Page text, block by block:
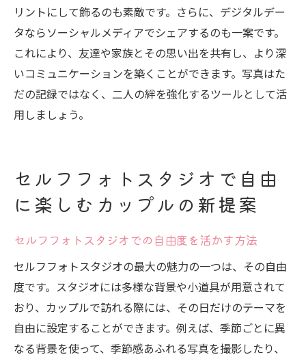
リントにして飾るのも素敵です。さらに、デジタルデー
タならソーシャルメディアでシェアするのも一案です。
これにより、友達や家族とその思い出を共有し、より深
いコミュニケーションを築くことができます。写真はた
だの記録ではなく、二人の絆を強化するツールとして活
用しましょう。
セルフフォトスタジオで自由
に楽しむカップルの新提案
セルフフォトスタジオでの自由度を活かす方法
セルフフォトスタジオの最大の魅力の一つは、その自由
度です。スタジオには多様な背景や小道具が用意されて
おり、カップルで訪れる際には、その日だけのテーマを
自由に設定することができます。例えば、季節ごとに異
なる背景を使って、季節感あふれる写真を撮影したり、